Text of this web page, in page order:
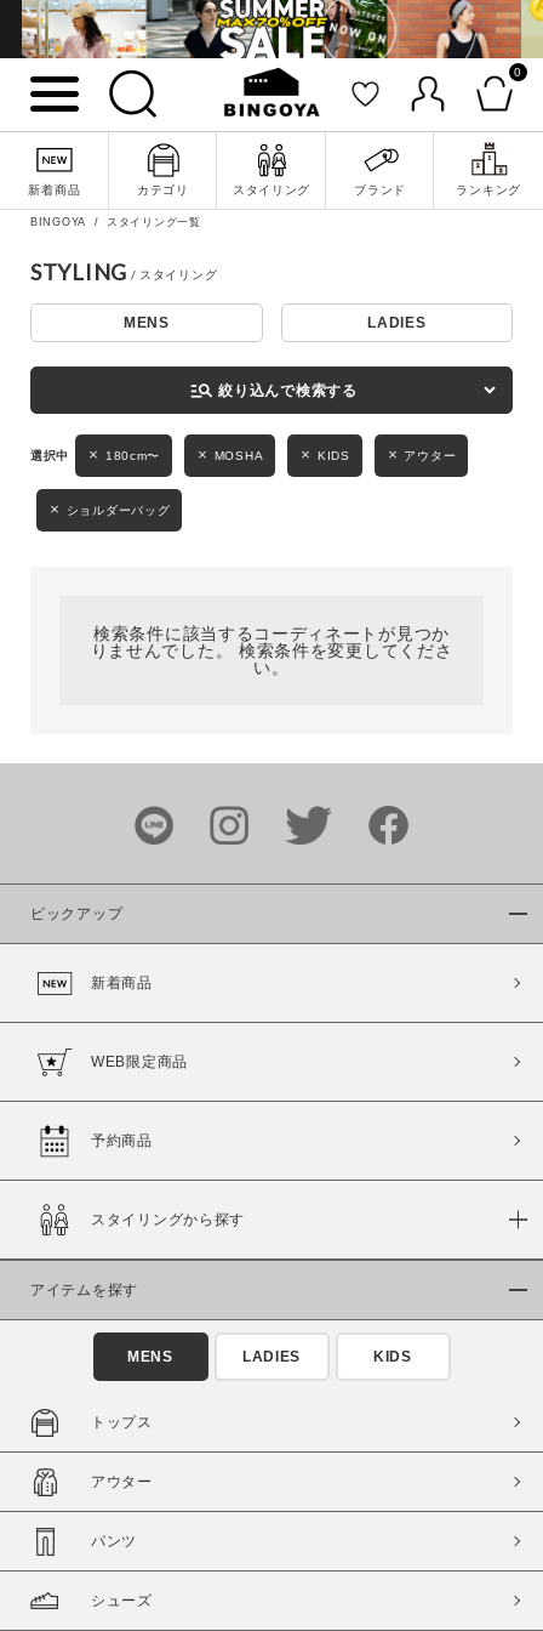
0
新着商品 カテゴリ スタイリング ブランド ランキング
詳細検索
キーワード
性別
MENS LADIES KIDS
ブランド
カラー
商品タイプ
通常商品
セール価格 WEB限定
在庫
在庫あり
BINGOYA スタイリング一覧
STYLING
MENS LADIES
manage_search 絞り込んで検索する
180cm〜 MOSHA KIDS アウター
ショルダーバッグ
検索条件に該当するコーディネートが見つか
りませんでした。 検索条件を変更してくださ
い。
ピックアップ
新着商品
WEB限定商品
予約商品
スタイリングから探す
アイテムを探す
MENS LADIES KIDS
トップス
アウター
パンツ
シューズ